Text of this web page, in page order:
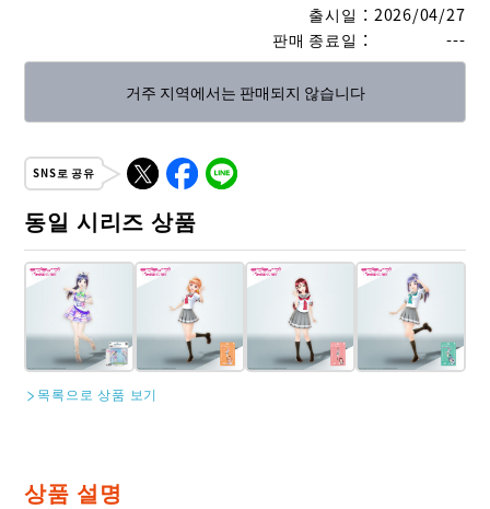
출시일 ： 2026/04/27
판매 종료일 ： ---
거주 지역에서는 판매되지 않습니다
SNS로 공유
동일 시리즈 상품
목록으로 상품 보기
상품 설명